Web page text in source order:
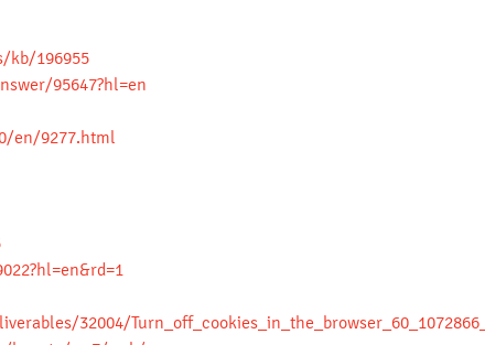
kb/196955
95647?hl=en
en/9277.html
32004/